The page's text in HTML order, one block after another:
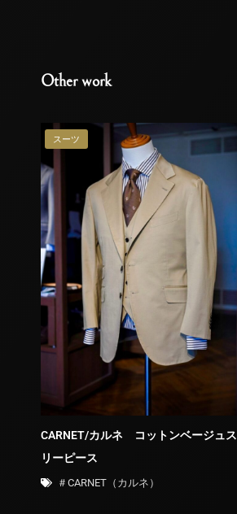
Other work
スーツ
CARNET/カルネ コットンベージュス
リーピース
＃CARNET（カルネ）